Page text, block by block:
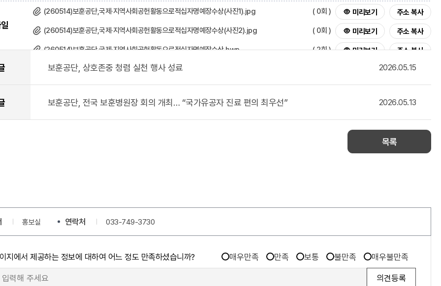
(260514)보훈공단,국제·지역사회공헌활동으로적십자명예장수상(사진1).jpg ( 0회 ) 미리보기 주소 복사
(260514)보훈공단,국제·지역사회공헌활동으로적십자명예장수상(사진2).jpg ( 0회 ) 미리보기 주소 복사
(260514)보훈공단,국제·지역사회공헌활동으로적십자명예장수상.hwp ( 2회 ) 미리보기 주소 복사
보훈공단, 상호존중 청렴 실천 행사 성료 2026.05.15
보훈공단, 전국 보훈병원장 회의 개최… “국가유공자 진료 편의 최우선” 2026.05.13
목록
홍보실 연락처 033-749-3730
지에서 제공하는 정보에 대하여 어느 정도 만족하셨습니까? 매우만족 만족 보통 불만족 매우불만족